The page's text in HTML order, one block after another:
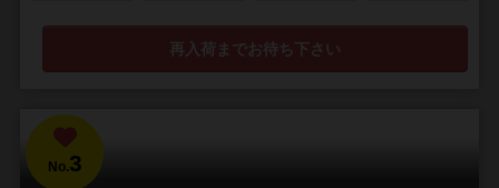
再入荷までお待ち下さい
No.3